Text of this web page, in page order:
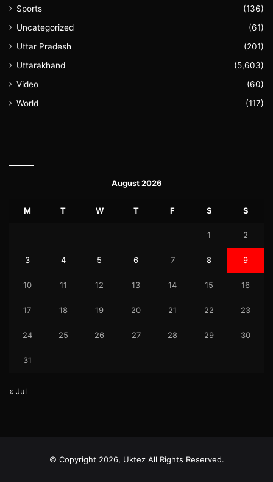
Sports
(136)
Uncategorized
(61)
Uttar Pradesh
(201)
Uttarakhand
(5,603)
Video
(60)
World
(117)
August 2026
M T W T F S S
1 2
3 4 5 6 7 8 9
10 11 12 13 14 15 16
17 18 19 20 21 22 23
24 25 26 27 28 29 30
31
« Jul
© Copyright 2026, Uktez All Rights Reserved.